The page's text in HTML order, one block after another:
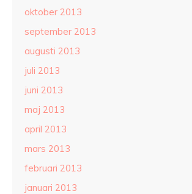
oktober 2013
september 2013
augusti 2013
juli 2013
juni 2013
maj 2013
april 2013
mars 2013
februari 2013
januari 2013